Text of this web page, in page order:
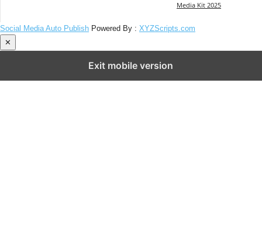
Media Kit 2025
Social Media Auto Publish Powered By : XYZScripts.com
✕
Exit mobile version